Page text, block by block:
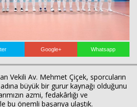
Google+ Whatsapp
Vekili Av. Mehmet Çiçek, sporcuların
büyük bir gurur kaynağı olduğunu
azmi, fedakârlığı ve
bu önemli başarıya ulaştık.
İLETİŞİM
Haberin Doğru Adresi.